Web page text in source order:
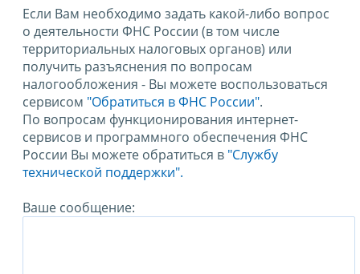
Если Вам необходимо задать какой-либо вопрос
о деятельности ФНС России (в том числе
территориальных налоговых органов) или
получить разъяснения по вопросам
налогообложения - Вы можете воспользоваться
сервисом "Обратиться в ФНС России".
По вопросам функционирования интернет-
сервисов и программного обеспечения ФНС
России Вы можете обратиться в "Службу
технической поддержки".
Ваше сообщение: